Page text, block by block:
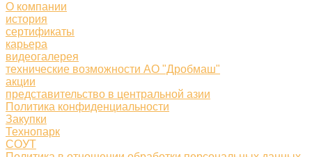
О компании
история
сертификаты
карьера
видеогалерея
технические возможности АО "Дробмаш"
акции
представительство в центральной азии
Политика конфиденциальности
Закупки
Технопарк
СОУТ